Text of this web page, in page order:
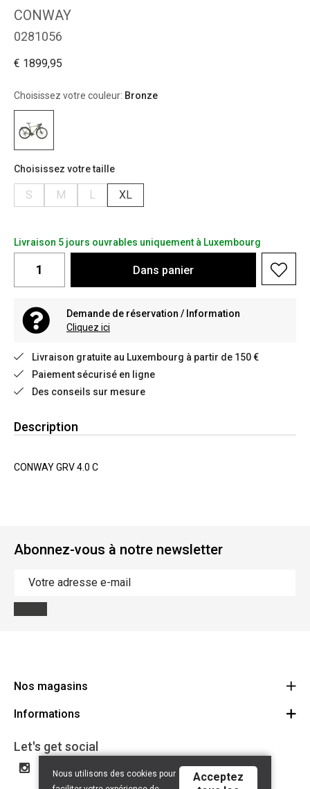
CONWAY
0281056
€ 1899,95
Choisissez votre couleur: Bronze
Choisissez votre taille
S M L XL
Livraison 5 jours ouvrables uniquement à Luxembourg
Dans panier
Demande de réservation / Information
Cliquez ici
Livraison gratuite au Luxembourg à partir de 150 €
Paiement sécurisé en ligne
Des conseils sur mesure
Description
CONWAY GRV 4.0 C
Abonnez-vous à notre newsletter
Nos magasins
Cycles Arnold Kontz Gare / Bonnevoie
+352 40 96 74 214 / +352 40 96 74 215
Informations
Conditions générales
Avertissement
Politique de confidentialité
Let's get social
Nous utilisons des cookies pour
Acceptez